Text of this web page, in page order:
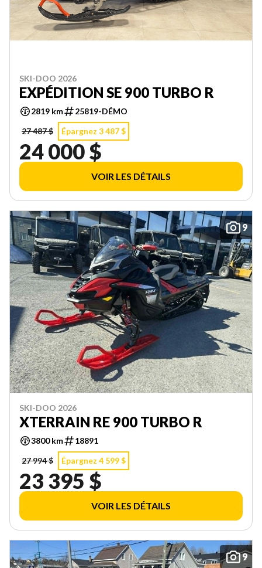
SKI-DOO 2026
EXPÉDITION SE 900 TURBO R
2819 km
25819-DÉMO
27 487 $
Épargnez 3 487 $
24 000 $
VOIR LES DÉTAILS
9
SKI-DOO 2026
XTERRAIN RE 900 TURBO R
3800 km
18891
27 994 $
Épargnez 4 599 $
23 395 $
VOIR LES DÉTAILS
9